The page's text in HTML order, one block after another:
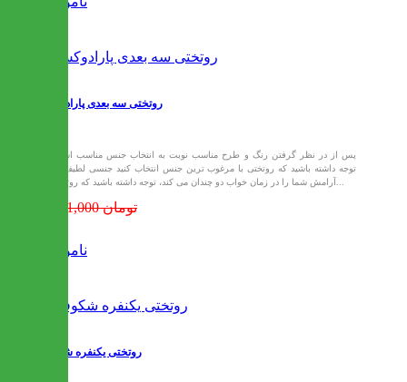
روتختی سه بعدی پارادوکس
پس از در نظر گرفتن رنگ و طرح مناسب نوبت به انتخاب جنس مناسب است.
توجه داشته باشید که روتختی با مرغوب ترین جنس انتخاب کنید جنسی لطیف که
آرامش شما را در زمان خواب دو چندان می کند، توجه داشته باشید که روتختی...
1,601,000 تومان
ناموجود
روتختی یکنفره شکوفه